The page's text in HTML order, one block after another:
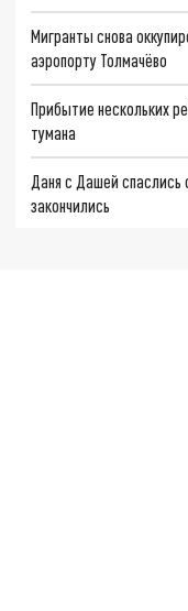
Мигранты снова
аэропорту Толмачёво
Прибытие нескольких
тумана
Даня с Дашей
закончились